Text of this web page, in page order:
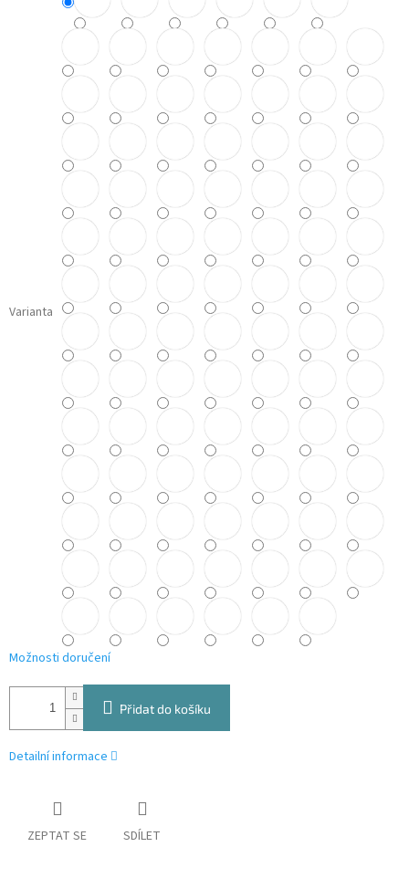
Varianta
Možnosti doručení
Přidat do košíku
Detailní informace
ZEPTAT SE SDÍLET